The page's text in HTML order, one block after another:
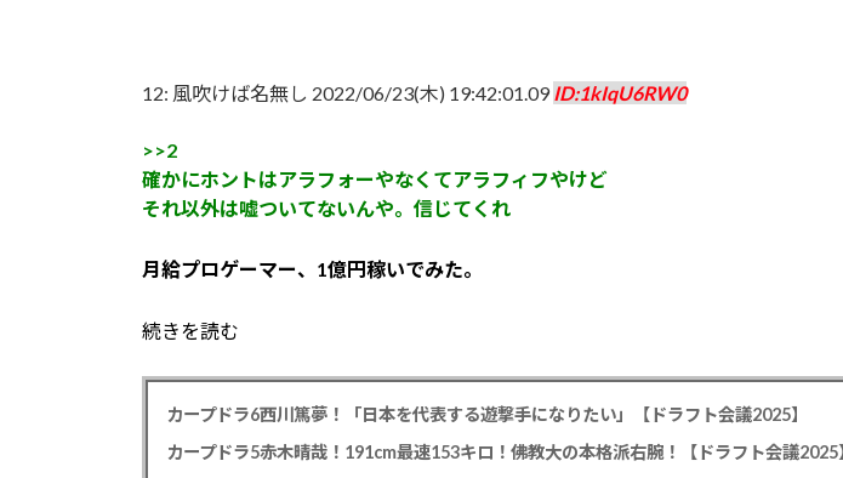
12: 風吹けば名無し 2022/06/23(木) 19:42:01.09ID:1kIqU6RW0
>>2
確かにホントはアラフォーやなくてアラフィフやけど
それ以外は嘘ついてないんや。信じてくれ
月給プロゲーマー、1億円稼いでみた。
続きを読む
カープドラ6西川篤夢！「日本を代表する遊撃手になりたい」【ドラフト会議2025】
カープドラ5赤木晴哉！191cm最速153キロ！佛教大の本格派右腕！【ドラフト会議2025